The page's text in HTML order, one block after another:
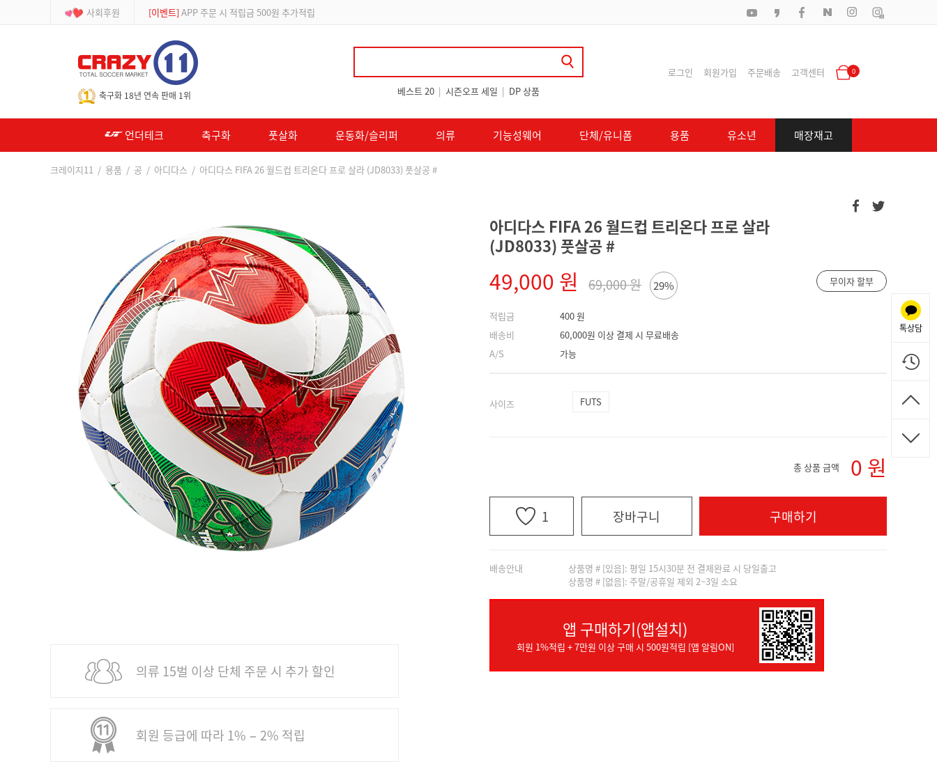
사회후원 [등급제] 회원가입 시 최대 2% 적립 및 할인 쿠폰 지급
축구화 18년 연속 판매 1위 베스트 20 | 시즌오프 세일 | DP 상품
로그인 회원가입 주문배송 고객센터 0
언더테크 축구화 풋살화 운동화/슬리퍼 의류 기능성웨어 단체/유니폼 용품 유소년 매장재고
크레이지11 / 용품 / 공 / 아디다스 / 아디다스 FIFA 26 월드컵 트리온다 프로 살라 (JD8033) 풋살공 #
의류 15벌 이상 단체 주문 시 추가 할인
회원 등급에 따라 1% − 2% 적립
아디다스 FIFA 26 월드컵 트리온다 프로 살라
(JD8033) 풋살공 #
49,000 원 69,000 원 29% 무이자 할부
적립금
배송비
A/S
400 원
60,000원 이상 결제 시 무료배송
가능
사이즈 FUTS
총 상품 금액 0 원
1 장바구니 구매하기
배송안내
상품명 # [있음]: 평일 15시30분 전 결제완료 시 당일출고
상품명 # [없음]: 주말/공휴일 제외 2~3일 소요
앱 구매하기(앱설치)
회원 1%적립 + 7만원 이상 구매 시 500원적립 [앱 알림ON]
톡상담